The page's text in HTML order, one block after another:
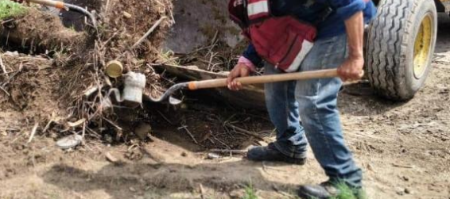
a los pacientes
MUNICIPAL LLEVARÁ “PRESIDENCIA CERQUITA DE TI” A LAS COLONIAS JARDÍN Y
de Reynosa reportes ciudadanos
COMAPA MÁS DE 1800 REPORTES RECIBIDOS A TRAVÉS DEL 073 DURANTE JULIO
Peña Ortiz programa Subsidio del Agua a Valle Soleado
Tamaulipas actividades para conmemorar el mes de las personas adultas mayores
DE MÚSICA DEL SISTEMA DIF ABRE INSCRIPCIONES PARA EL CICLO AGOSTO-
a nivel mundial talento de estudiante de la UAT
a vecinos de Balcones de Alcalá con programa Subsidio del Agua